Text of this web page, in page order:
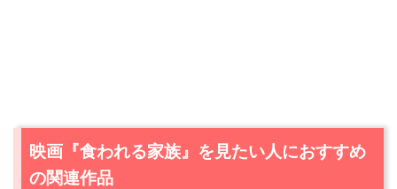
＼＼31日間無料!!お試し解約もOK／／
映画『食われる家族』を見たい人におすすめ
の関連作品